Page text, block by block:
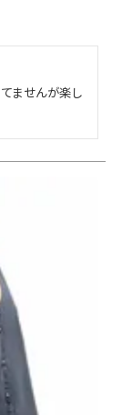
ませんが楽し